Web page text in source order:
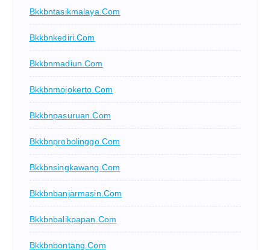
Bkkbntasikmalaya.com
Bkkbnkediri.com
Bkkbnmadiun.com
Bkkbnmojokerto.com
Bkkbnpasuruan.com
Bkkbnprobolinggo.com
Bkkbnsingkawang.com
Bkkbnbanjarmasin.com
Bkkbnbalikpapan.com
Bkkbnbontang.com